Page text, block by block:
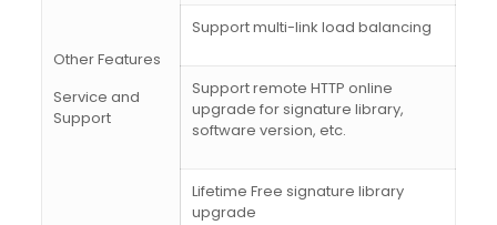
Other Features
Service and
Support
Support multi-link load balancing
Support remote HTTP online
upgrade for signature library,
software version, etc.
Lifetime Free signature library
upgrade